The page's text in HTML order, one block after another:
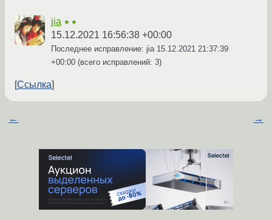
jia ★★
15.12.2021 16:56:38 +00:00
Последнее исправление: jia 15.12.2021 21:37:39
+00:00 (всего исправлений: 3)
Ссылка
← →